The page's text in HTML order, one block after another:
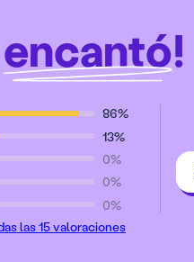
encantó!
86%
13%
0%
0%
0%
las 15 valoraciones